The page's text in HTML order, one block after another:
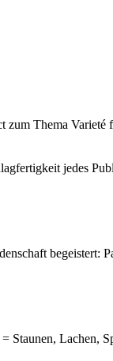
Thema Varieté
jedes
Lachen,